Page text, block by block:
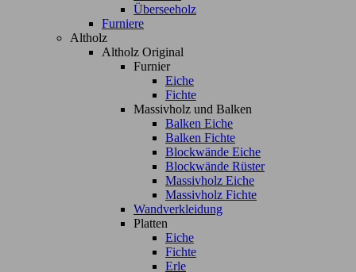
Überseeholz
Furniere
Altholz
Altholz Original
Furnier
Eiche
Fichte
Massivholz und Balken
Balken Eiche
Balken Fichte
Blockwände Eiche
Blockwände Rüster
Massivholz Eiche
Massivholz Fichte
Wandverkleidung
Platten
Eiche
Fichte
Erle